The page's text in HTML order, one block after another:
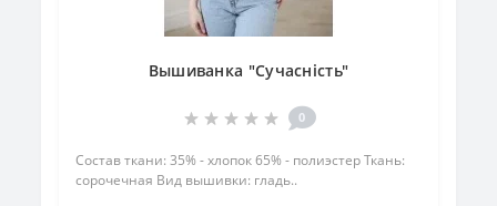
Вышиванка "Сучасність"
0
Состав ткани: 35% - хлопок 65% - полиэстер Ткань:
сорочечная Вид вышивки: гладь..